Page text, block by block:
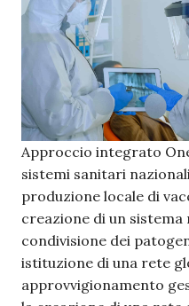
Approccio integrato
sistemi sanitari
produzione locale di
creazione di un
condivisione dei
istituzione di una rete
approvvigionamento